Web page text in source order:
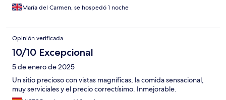
María del Carmen, se hospedó 1 noche
Opinión verificada
10/10 Excepcional
5 de enero de 2025
Un sitio precioso con vistas magníficas, la comida sensacional,
muy serviciales y el precio correctísimo. Inmejorable.